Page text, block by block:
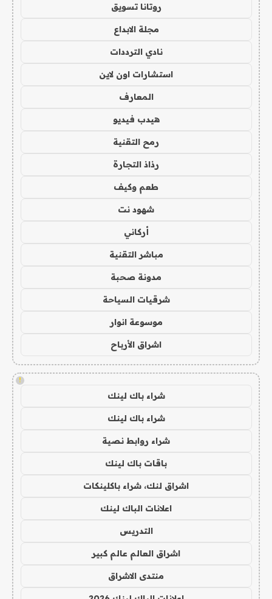
روتانا تسويق
مجلة الابداع
نادي الترددات
استشارات اون لاين
المعارف
هيدب فيديو
رمح التقنية
رذاذ التجارة
طعم وكيف
شهود نت
أركاني
مباشر التقنية
مدونة صحبة
شرقيات السياحة
موسوعة انوار
اشراق الأرباح
!
شراء باك لينك
شراء باك لينك
شراء روابط نصية
باقات باك لينك
اشراق لنك، شراء باكلينكات
اعلانات الباك لينك
التدريس
اشراق العالم عالم كبير
منتدى الاشراق